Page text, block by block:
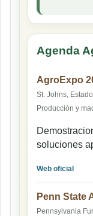
Agenda
AgroExpo
St. Johns,
Producción y
soluciones
Web oficial
Penn State
Pennsylvania